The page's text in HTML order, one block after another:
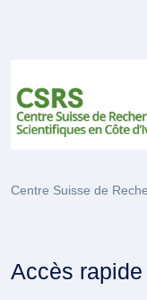
Centre Suisse de
Accès rapide